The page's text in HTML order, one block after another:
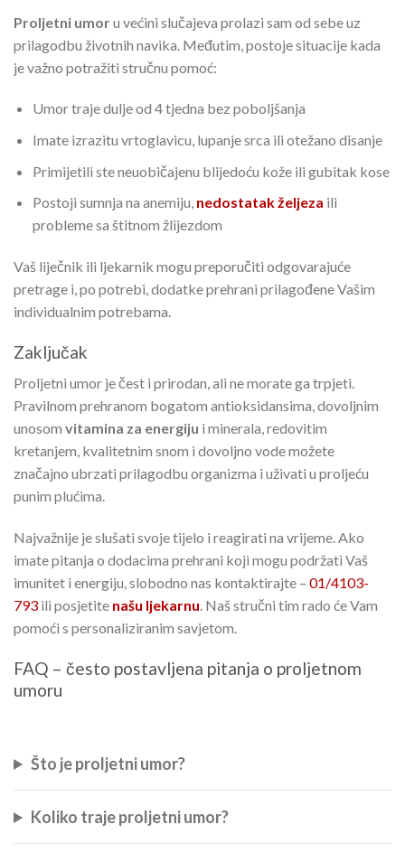
Proljetni umoru većini slučajeva prolazi sam od sebe uz
prilagodbu životnih navika. Međutim, postoje situacije kada
je važno potražiti stručnu pomoć:
Umor traje dulje od 4 tjedna bez poboljšanja
Imate izrazitu vrtoglavicu, lupanje srca ili otežano disanje
Primijetili ste neuobičajenu blijedoću kože ili gubitak kose
Postoji sumnja na anemiju, nedostatak željeza ili
probleme sa štitnom žlijezdom
Vaš liječnik ili ljekarnik mogu preporučiti odgovarajuće
pretrage i, po potrebi, dodatke prehrani prilagođene Vašim
individualnim potrebama.
Zaključak
Proljetni umor je čest i prirodan, ali ne morate ga trpjeti.
Pravilnom prehranom bogatom antioksidansima, dovoljnim
unosom vitamina za energiju i minerala, redovitim
kretanjem, kvalitetnim snom i dovoljno vode možete
značajno ubrzati prilagodbu organizma i uživati u proljeću
punim plućima.
Najvažnije je slušati svoje tijelo i reagirati na vrijeme. Ako
imate pitanja o dodacima prehrani koji mogu podržati Vaš
imunitet i energiju, slobodno nas kontaktirajte – 01/4103-
793 ili posjetite našu ljekarnu. Naš stručni tim rado će Vam
pomoći s personaliziranim savjetom.
FAQ – često postavljena pitanja o proljetnom
umoru
Što je proljetni umor?
Koliko traje proljetni umor?